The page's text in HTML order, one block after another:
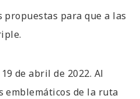
propuestas para que a las
de abril de 2022. Al
emblemáticos de la ruta